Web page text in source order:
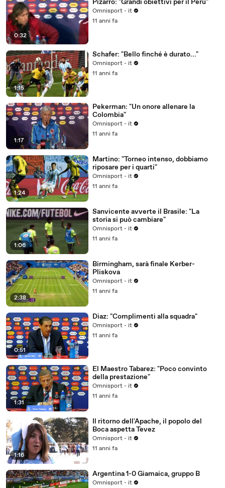
0:32
Pizarro: "Grandi obiettivi per il Perù"
Omnisport - it
11 anni fa
1:15
Schafer: "Bello finché è durato..."
Omnisport - it
11 anni fa
1:17
Pekerman: "Un onore allenare la
Colombia"
Omnisport - it
11 anni fa
1:24
Martino: "Torneo intenso, dobbiamo
riposare per i quarti"
Omnisport - it
11 anni fa
1:06
Sanvicente avverte il Brasile: "La
storia si può cambiare"
Omnisport - it
11 anni fa
2:38
Birmingham, sarà finale Kerber-
Pliskova
Omnisport - it
11 anni fa
0:51
Diaz: "Complimenti alla squadra"
Omnisport - it
11 anni fa
1:31
El Maestro Tabarez: "Poco convinto
della prestazione"
Omnisport - it
11 anni fa
1:16
Il ritorno dell'Apache, il popolo del
Boca aspetta Tevez
Omnisport - it
11 anni fa
Argentina 1-0 Giamaica, gruppo B
Omnisport - it